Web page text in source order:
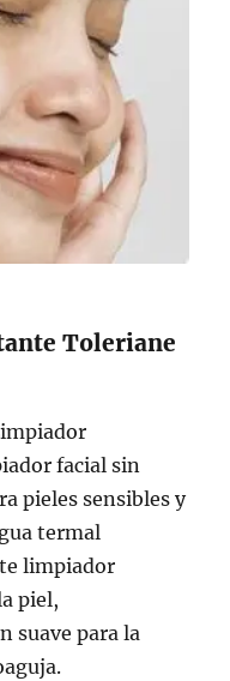
Toleriane
facial sin
pieles sensibles y
termal
limpiador
piel,
suave para la